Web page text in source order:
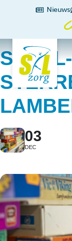
Nieuws
03
DEC